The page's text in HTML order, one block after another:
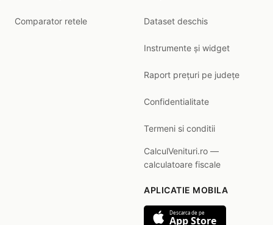
Comparator retele Dataset deschis
Instrumente și widget
Raport prețuri pe județe
Confidentialitate
Termeni si conditii
CalculVenituri.ro —
calculatoare fiscale
APLICATIE MOBILA
Descarca de pe
App Store